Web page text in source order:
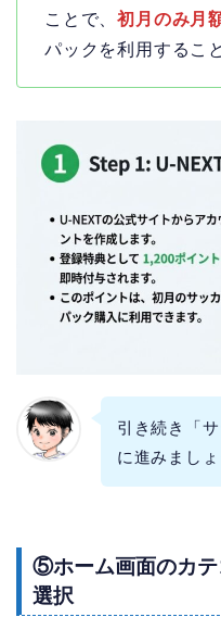
ことで、初月のみ月
パックを利用するこ
引き続き「
に進みましょ
⑤ホーム画面のカテ
選択